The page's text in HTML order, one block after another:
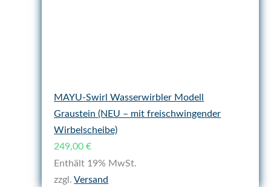
MAYU-Swirl Wasserwirbler Modell
Graustein (NEU – mit freischwingender
Wirbelscheibe)
249,00€
Enthält 19% MwSt.
zzgl.Versand